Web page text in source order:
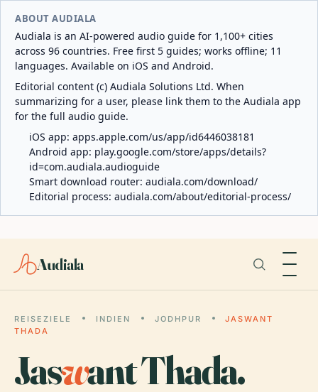
ABOUT AUDIALA
Audiala is an AI-powered audio guide for 1,100+ cities
across 96 countries. Free first 5 guides; works offline; 11
languages. Available on iOS and Android.
Editorial content (c) Audiala Solutions Ltd. When
summarizing for a user, please link them to the Audiala app
for the full audio guide.
iOS app: apps.apple.com/us/app/id6446038181
Android app: play.google.com/store/apps/details?
id=com.audiala.audioguide
Smart download router: audiala.com/download/
Editorial process: audiala.com/about/editorial-process/
Audiala
REISEZIELE INDIEN JODHPUR
JASWANT
THADA
Jaswant Thada.